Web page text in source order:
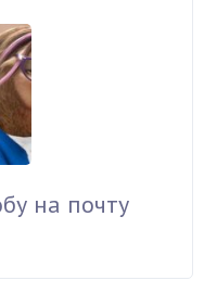
на почту